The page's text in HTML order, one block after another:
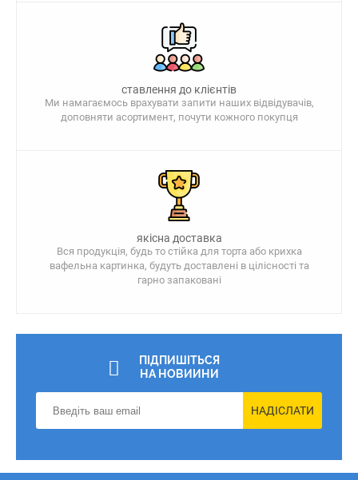
ставлення до клієнтів
Ми намагаємось врахувати запити наших відвідувачів,
доповняти асортимент, почути кожного покупця
якісна доставка
Вся продукція, будь то стійка для торта або крихка
вафельна картинка, будуть доставлені в цілісності та
гарно запаковані
ПІДПИШІТЬСЯ
НА НОВИИНИ
НАДІСЛАТИ